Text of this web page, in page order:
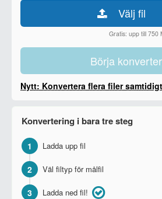
Välj fil
Gratis: upp till 750
Börja
Nytt: Konvertera flera filer samtidigt
Konvertering i bara tre steg
1 Ladda upp fil
2 Väl filtyp för målfil
3 Ladda ned fil!